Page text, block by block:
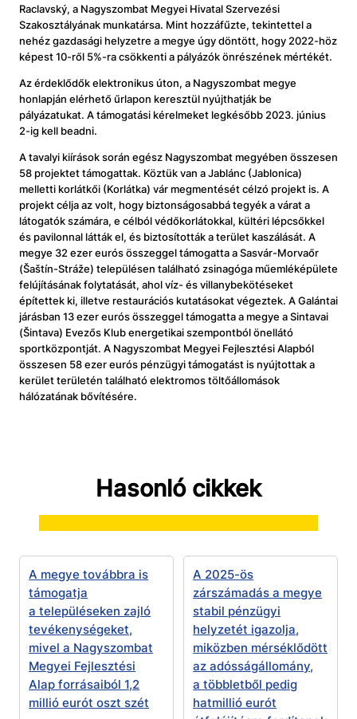
Raclavský, a Nagyszombat Megyei Hivatal Szervezési
Szakosztályának munkatársa. Mint hozzáfűzte, tekintettel a
nehéz gazdasági helyzetre a megye úgy döntött, hogy 2022-höz
képest 10-ről 5%-ra csökkenti a pályázók önrészének mértékét.
Az érdeklődők elektronikus úton, a Nagyszombat megye
honlapján elérhető űrlapon keresztül nyújthatják be
pályázatukat. A támogatási kérelmeket legkésőbb 2023. június
2-ig kell beadni.
A tavalyi kiírások során egész Nagyszombat megyében összesen
58 projektet támogattak. Köztük van a Jablánc (Jablonica)
melletti korlátkői (Korlátka) vár megmentését célzó projekt is. A
projekt célja az volt, hogy biztonságosabbá tegyék a várat a
látogatók számára, e célból védőkorlátokkal, kültéri lépcsőkkel
és pavilonnal látták el, és biztosították a terület kaszálását. A
megye 32 ezer eurós összeggel támogatta a Sasvár-Morvaőr
(Šaštín-Stráže) településen található zsinagóga műemléképülete
felújításának folytatását, ahol víz- és villanybekötéseket
építettek ki, illetve restaurációs kutatásokat végeztek. A Galántai
járásban 13 ezer eurós összeggel támogatta a megye a Sintavai
(Šintava) Evezős Klub energetikai szempontból önellátó
sportközpontját. A Nagyszombat Megyei Fejlesztési Alapból
összesen 58 ezer eurós pénzügyi támogatást is nyújtottak a
kerület területén található elektromos töltőállomások
hálózatának bővítésére.
Hasonló cikkek
A megye továbbra is
támogatja
a településeken zajló
tevékenységeket,
mivel a Nagyszombat
Megyei Fejlesztési
Alap forrásaiból 1,2
millió eurót oszt szét
A 2025-ös
zárszámadás a megye
stabil pénzügyi
helyzetét igazolja,
miközben mérséklődött
az adósságállomány,
a többletből pedig
hatmillió eurót